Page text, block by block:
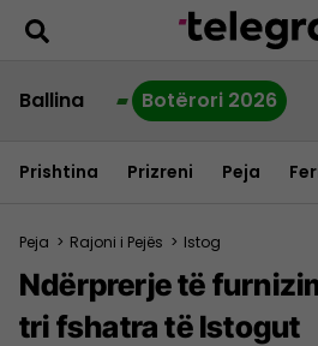
Ballina Botërori 2026
Prishtina Prizreni Peja
Peja > Rajoni i Pejës > Istog
Ndërprerje të
tri fshatra të Istogut